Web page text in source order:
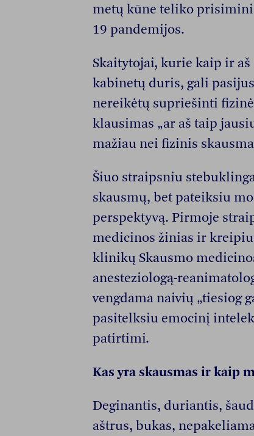
metų kūne teliko
19 pandemijos.
Skaitytojai, kurie kaip ir
kabinetų duris, gali
nereikėtų supriešinti
klausimas „ar aš taip
mažiau nei fizinis
Šiuo straipsniu
skausmų, bet pateiksiu
perspektyvą. Pirmoje
medicinos žinias ir
klinikų Skausmo
anesteziologą-
vengdama naivių „tiesiog
pasitelksiu emocinį
patirtimi.
Kas yra skausmas ir kaip
Deginantis, duriantis,
aštrus, bukas,